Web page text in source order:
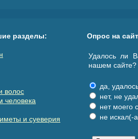
разделы:
волос
человека
и суеверия
Опрос на
Удалось ли
нашем сайте?
да,
нет, не
нет моего
не искал(-